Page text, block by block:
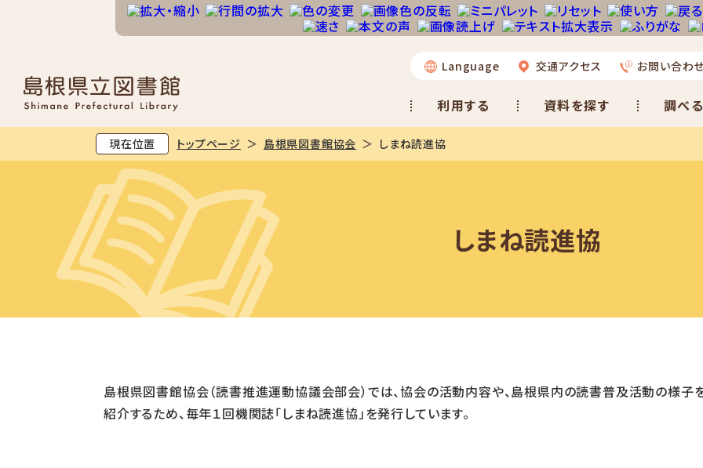
利用する 資料を探す 調べ
Language 交通アクセス お問い合わ
現在位置 トップページ 島根県図書館協会 しまね読進協
しまね読進協
島根県図書館協会（読書推進運動協議会部会）では、協会の活動内容や、島根県内の読書普及活動の様子
紹介するため、毎年１回機関誌「しまね読進協」を発行しています。